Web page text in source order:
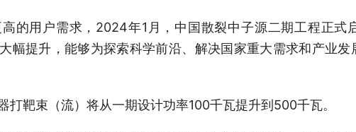
用户需求，2024年1月，中国散裂中子源二期工程正式
幅提升，能够为探索科学前沿、解决国家重大需求和产业
靶束（流）将从一期设计功率100千瓦提升到500千瓦。